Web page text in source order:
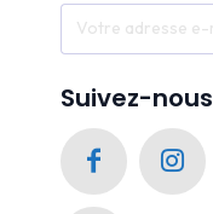
Suivez-nous